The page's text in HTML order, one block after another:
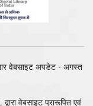
वेबसाइट अपडेट - अगस्त
द्वारा वेबसाइट प्रारूपित एवं